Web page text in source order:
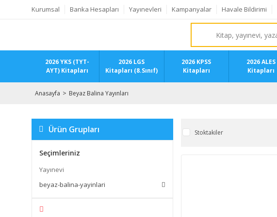
Kurumsal Banka Hesapları Yayınevleri Kampanyalar Havale Bildirimi
2026 YKS (TYT-
AYT) Kitapları
2026 LGS
Kitapları (8.Sınıf)
2026 KPSS
Kitapları
2026 ALES
Kitapları
Anasayfa Beyaz Balina Yayınları
Ürün Grupları
Seçimleriniz
Yayınevi
beyaz-balina-yayinlari
Stoktakiler